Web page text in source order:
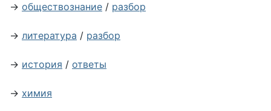
→ обществознание / разбор
→ литература / разбор
→ история / ответы
→ химия